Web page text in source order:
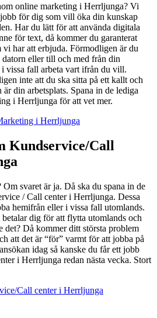
online marketing i Herrljunga? Vi
för dig som vill öka din kunskap
Har du lätt för att använda digitala
för text, då kommer du garanterat
har att erbjuda. Förmodligen är du
eller till och med från din
vissa fall arbeta vart ifrån du vill.
inte att du ska sitta på ett kallt och
din arbetsplats. Spana in de lediga
i Herrljunga för att vet mer.
i Herrljunga
Kundservice/Call
svaret är ja. Då ska du spana in de
/ Call center i Herrljunga. Dessa
hemifrån eller i vissa fall utomlands.
dig för att flytta utomlands och
det? Då kommer ditt största problem
att det är “för” varmt för att jobba på
idag så kanske du får ett jobb
i Herrljunga redan nästa vecka. Stort
Call center i Herrljunga